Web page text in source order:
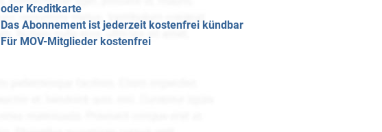
oder Kreditkarte
Das Abonnement ist jederzeit kostenfrei kündbar
Für MOV-Mitglieder kostenfrei